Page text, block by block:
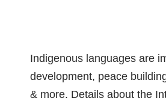
Indigenous languages are
development, peace
& more. Details about the